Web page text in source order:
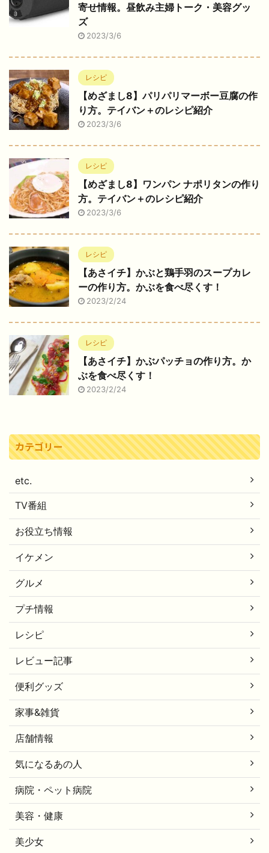
寄せ情報。昼飲み主婦トーク・美容グッ
ズ
2023/3/6
レシピ
【めざまし8】パリパリマーボー豆腐の作
り方。テイバン＋のレシピ紹介
2023/3/6
レシピ
【めざまし8】ワンパン ナポリタンの作り
方。テイバン＋のレシピ紹介
2023/3/6
レシピ
【あさイチ】かぶと鶏手羽のスープカレ
ーの作り方。かぶを食べ尽くす！
2023/2/24
レシピ
【あさイチ】かぶパッチョの作り方。か
ぶを食べ尽くす！
2023/2/24
カテゴリー
etc.
TV番組
お役立ち情報
イケメン
グルメ
プチ情報
レシピ
レビュー記事
便利グッズ
家事&雑貨
店舗情報
気になるあの人
病院・ペット病院
美容・健康
美少女